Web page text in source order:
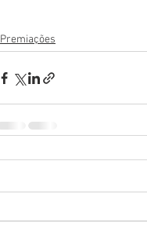
Premiações